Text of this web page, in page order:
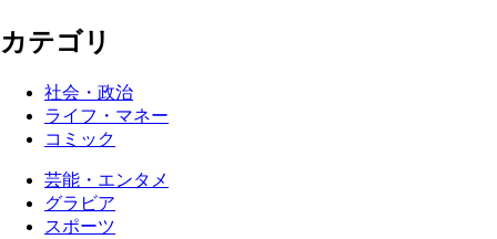
カテゴリ
社会・政治
ライフ・マネー
コミック
芸能・エンタメ
グラビア
スポーツ